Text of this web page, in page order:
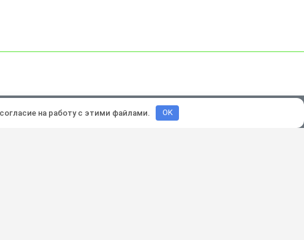
Разработка и продвижение:Lukevium
на работу с этими файлами. OK